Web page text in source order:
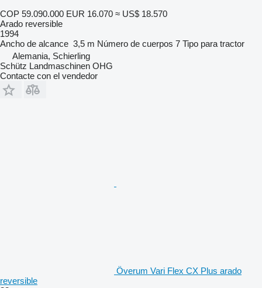
COP 59.090.000 EUR 16.070 ≈ US$ 18.570
Arado reversible
1994
Ancho de alcance 3,5 m Número de cuerpos 7 Tipo para tractor
Alemania, Schierling
Schütz Landmaschinen OHG
Contacte con el vendedor
Överum Vari Flex CX Plus arado
reversible